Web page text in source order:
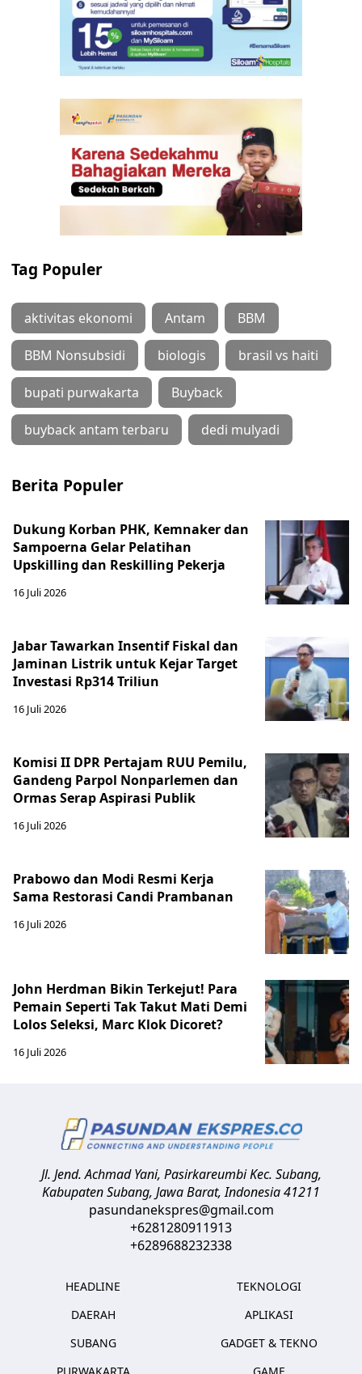
Tag Populer
aktivitas ekonomi Antam BBM
BBM Nonsubsidi biologis brasil vs haiti
bupati purwakarta Buyback
buyback antam terbaru dedi mulyadi
Berita Populer
Dukung Korban PHK, Kemnaker dan
Sampoerna Gelar Pelatihan
Upskilling dan Reskilling Pekerja
16 Juli 2026
Jabar Tawarkan Insentif Fiskal dan
Jaminan Listrik untuk Kejar Target
Investasi Rp314 Triliun
16 Juli 2026
Komisi II DPR Pertajam RUU Pemilu,
Gandeng Parpol Nonparlemen dan
Ormas Serap Aspirasi Publik
16 Juli 2026
Prabowo dan Modi Resmi Kerja
Sama Restorasi Candi Prambanan
16 Juli 2026
John Herdman Bikin Terkejut! Para
Pemain Seperti Tak Takut Mati Demi
Lolos Seleksi, Marc Klok Dicoret?
16 Juli 2026
Jl. Jend. Achmad Yani, Pasirkareumbi Kec. Subang,
Kabupaten Subang, Jawa Barat,Indonesia41211
pasundanekspres@gmail.com
+6281280911913
+6289688232338
HEADLINE
DAERAH
SUBANG
TEKNOLOGI
APLIKASI
GADGET & TEKNO